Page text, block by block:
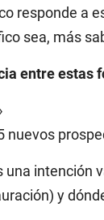
responde a
sea, más
entre estas
nuevos
una intención
y